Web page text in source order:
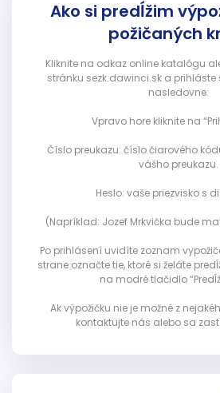
Ako si predĺžim
požičaných
Kliknite na odkaz online katalógu
stránku sezk.dawinci.sk a
nasledovne:
Vpravo hore kliknite na
Číslo preukazu: číslo čiarového
vášho preukazu.
Heslo: vaše priezvisko s
(Napríklad: Jozef Mrkvička bude
Po prihlásení uvidíte zoznam
strane označte tie, ktoré si želáte
na modré tlačidlo
Ak výpožičku nie je možné z
kontaktujte nás alebo sa